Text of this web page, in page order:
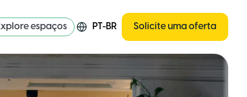
espaços PT-BR Solicite uma oferta